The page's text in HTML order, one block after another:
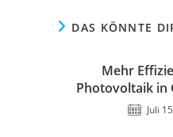
DAS KÖNNTE
Mehr
Photovoltaik in
Juli